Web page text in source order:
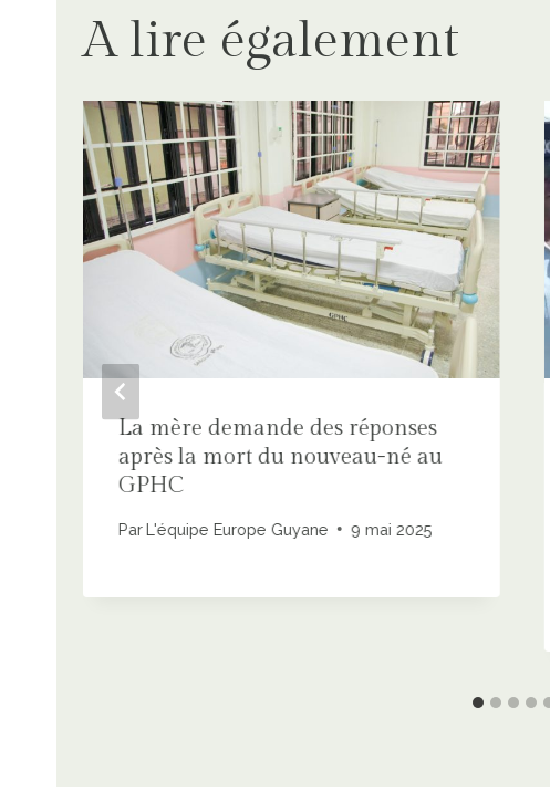
A lire également
La mère demande des réponses
après la mort du nouveau-né au
GPHC
ParL'équipe Europe Guyane 9 mai 2025